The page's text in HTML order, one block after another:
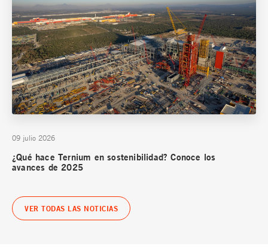
09 julio 2026
¿Qué hace Ternium en sostenibilidad? Conoce los
avances de 2025
VER TODAS LAS NOTICIAS